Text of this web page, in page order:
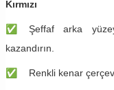
Kırmızı
✅ Şeffaf arka
kazandırın.
✅ Renkli kenar